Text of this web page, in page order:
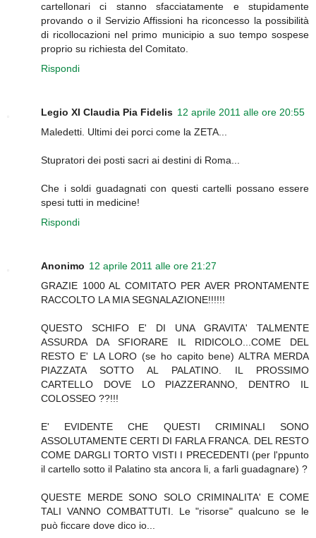
cartellonari ci stanno sfacciatamente e stupidamente
provando o il Servizio Affissioni ha riconcesso la possibilità
di ricollocazioni nel primo municipio a suo tempo sospese
proprio su richiesta del Comitato.
Rispondi
Legio XI Claudia Pia Fidelis 12 aprile 2011 alle ore 20:55
Maledetti. Ultimi dei porci come la ZETA...
Stupratori dei posti sacri ai destini di Roma...
Che i soldi guadagnati con questi cartelli possano essere
spesi tutti in medicine!
Rispondi
Anonimo 12 aprile 2011 alle ore 21:27
GRAZIE 1000 AL COMITATO PER AVER PRONTAMENTE
RACCOLTO LA MIA SEGNALAZIONE!!!!!!
QUESTO SCHIFO E' DI UNA GRAVITA' TALMENTE
ASSURDA DA SFIORARE IL RIDICOLO...COME DEL
RESTO E' LA LORO (se ho capito bene) ALTRA MERDA
PIAZZATA SOTTO AL PALATINO. IL PROSSIMO
CARTELLO DOVE LO PIAZZERANNO, DENTRO IL
COLOSSEO ??!!!
E' EVIDENTE CHE QUESTI CRIMINALI SONO
ASSOLUTAMENTE CERTI DI FARLA FRANCA. DEL RESTO
COME DARGLI TORTO VISTI I PRECEDENTI (per l'ppunto
il cartello sotto il Palatino sta ancora li, a farli guadagnare) ?
QUESTE MERDE SONO SOLO CRIMINALITA' E COME
TALI VANNO COMBATTUTI. Le "risorse" qualcuno se le
può ficcare dove dico io...